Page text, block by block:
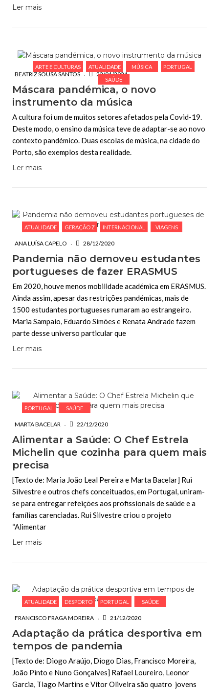
Ler mais
ARTE E CULTURAS ATUALIDADE MÚSICA
PORTUGAL
SAÚDE
BEATRIZ SOUSA SANTOS 22/01/2021
Máscara pandémica, o novo
instrumento da música
A cultura foi um de muitos setores afetados pela Covid-19.
Deste modo, o ensino da música teve de adaptar-se ao novo
contexto pandémico. Duas escolas de música, na cidade do
Porto, são exemplos desta realidade.
Ler mais
ATUALIDADE GERAÇÃO Z INTERNACIONAL VIAGENS
ANA LUÍSA CAPELO 28/12/2020
Pandemia não demoveu estudantes
portugueses de fazer ERASMUS
Em 2020, houve menos mobilidade académica em ERASMUS.
Ainda assim, apesar das restrições pandémicas, mais de
1500 estudantes portugueses rumaram ao estrangeiro.
Maria Sampaio, Eduardo Simões e Renata Andrade fazem
parte desse universo particular que
Ler mais
PORTUGAL SAÚDE
MARTA BACELAR 22/12/2020
Alimentar a Saúde: O Chef Estrela
Michelin que cozinha para quem mais
precisa
[Texto de: Maria João Leal Pereira e Marta Bacelar] Rui
Silvestre e outros chefs conceituados, em Portugal, uniram-
se para entregar refeições aos profissionais de saúde e a
famílias carenciadas. Rui Silvestre criou o projeto
“Alimentar
Ler mais
ATUALIDADE DESPORTO PORTUGAL SAÚDE
FRANCISCO FRAGA MOREIRA 21/12/2020
Adaptação da prática desportiva em
tempos de pandemia
[Texto de: Diogo Araújo, Diogo Dias, Francisco Moreira,
João Pinto e Nuno Gonçalves] Rafael Loureiro, Leonor
Garcia, Tiago Martins e Vítor Oliveira são quatro jovens